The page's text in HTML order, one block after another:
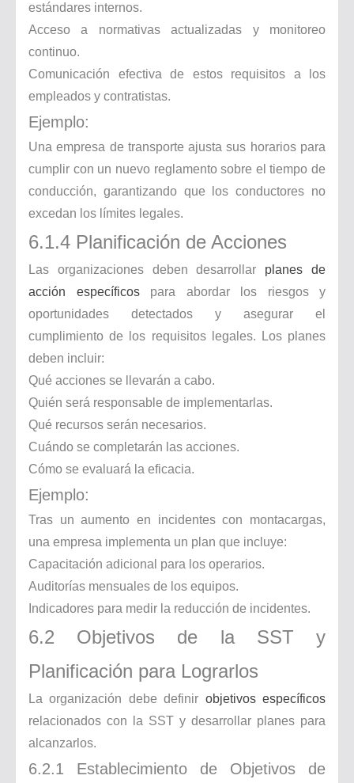
estándares internos.
Acceso a normativas actualizadas y monitoreo
continuo.
Comunicación efectiva de estos requisitos a los
empleados y contratistas.
Ejemplo:
Una empresa de transporte ajusta sus horarios para
cumplir con un nuevo reglamento sobre el tiempo de
conducción, garantizando que los conductores no
excedan los límites legales.
6.1.4 Planificación de Acciones
Las organizaciones deben desarrollar planes de
acción específicospara abordar los riesgos y
oportunidades detectados y asegurar el
cumplimiento de los requisitos legales. Los planes
deben incluir:
Qué acciones se llevarán a cabo.
Quién será responsable de implementarlas.
Qué recursos serán necesarios.
Cuándo se completarán las acciones.
Cómo se evaluará la eficacia.
Ejemplo:
Tras un aumento en incidentes con montacargas,
una empresa implementa un plan que incluye:
Capacitación adicional para los operarios.
Auditorías mensuales de los equipos.
Indicadores para medir la reducción de incidentes.
6.2 Objetivos de la SST y
Planificación para Lograrlos
La organización debe definir objetivos específicos
relacionados con la SST y desarrollar planes para
alcanzarlos.
6.2.1 Establecimiento de Objetivos de